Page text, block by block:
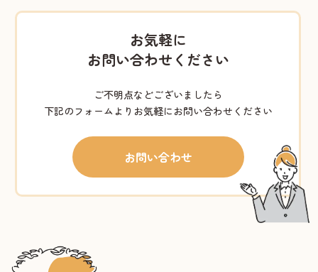
お気軽に
お問い合わせください
ご不明点などございましたら
下記のフォームよりお気軽にお問い合わせください
お問い合わせ